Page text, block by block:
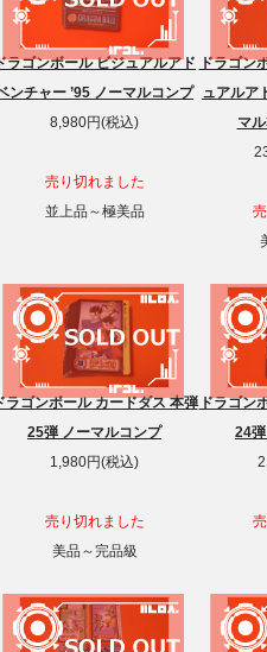
ドラゴンボール ビジュアルアド
ンチャー ’95 ノーマルコンプ
8,980円(税込)
売り切れました
並上品～極美品
ドラゴン
ュアルア
マ
ラゴンボール カードダス 本弾
25弾 ノーマルコンプ
1,980円(税込)
売り切れました
美品～完品級
ドラゴン
24